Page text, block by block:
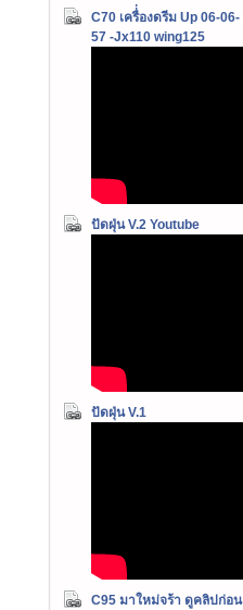
C70 เครื่่องดรีม Up 06-06-
57 -Jx110 wing125
ปัดฝุ่น V.2 Youtube
ปัดฝุ่น V.1
C95 มาใหม่จร้า ดูคลิปก่อน